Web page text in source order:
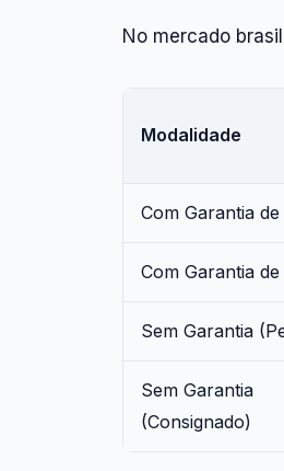
No mercado
Modalidade
Com Garantia
Com Garantia
Sem Garantia
Sem Garantia
(Consignado)